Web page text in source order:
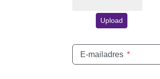
Upload
E-mailadres *